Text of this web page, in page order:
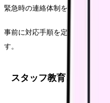
緊急時の連絡体制を明確化し、
事前に対応手順を定めておくこ
す。
スタッフ教育と効率化